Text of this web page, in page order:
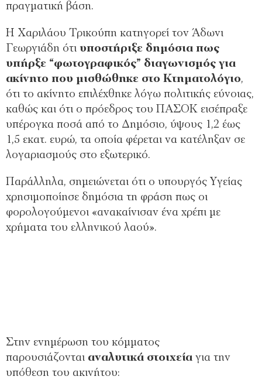
πραγματική βάση.
Η Χαριλάου Τρικούπη κατηγορεί τον Άδωνι
Γεωργιάδη ότι υποστήριξε δημόσια πως
υπήρξε “φωτογραφικός” διαγωνισμός για
ακίνητο που μισθώθηκε στο Κτηματολόγιο,
ότι το ακίνητο επιλέχθηκε λόγω πολιτικής εύνοιας,
καθώς και ότι ο πρόεδρος του ΠΑΣΟΚ εισέπραξε
υπέρογκα ποσά από το Δημόσιο, ύψους 1,2 έως
1,5 εκατ. ευρώ, τα οποία φέρεται να κατέληξαν σε
λογαριασμούς στο εξωτερικό.
Παράλληλα, σημειώνεται ότι ο υπουργός Υγείας
χρησιμοποίησε δημόσια τη φράση πως οι
φορολογούμενοι «ανακαίνισαν ένα χρέπι με
χρήματα του ελληνικού λαού».
Στην ενημέρωση του κόμματος
παρουσιάζονται αναλυτικά στοιχεία για την
υπόθεση του ακινήτου: